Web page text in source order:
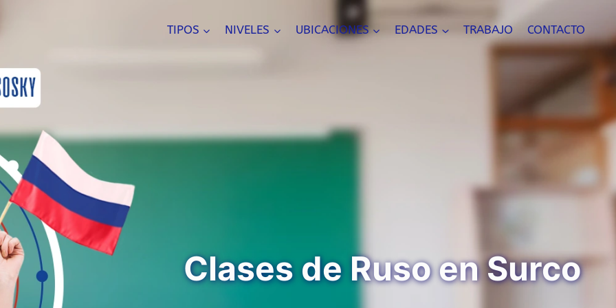
TIPOS NIVELES UBICACIONES EDADES TRABAJO CONTACTO
Clases de Ruso en Surco